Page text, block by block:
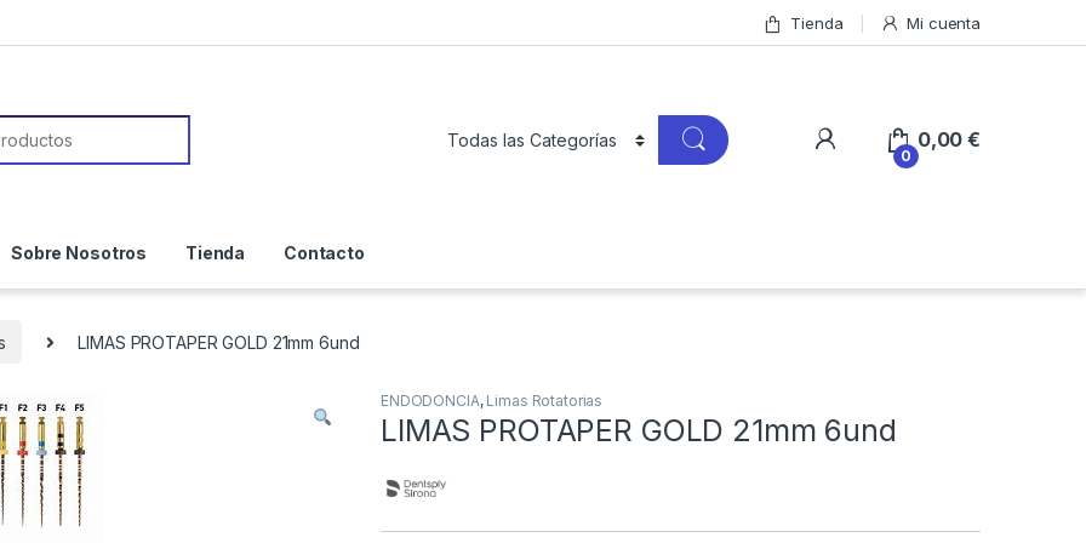
Tienda Mi cuenta
0
0,00€
Sobre Nosotros Tienda Contacto
LIMAS PROTAPER GOLD 21mm 6und
ENDODONCIA, Limas Rotatorias
LIMAS PROTAPER GOLD 21mm 6und